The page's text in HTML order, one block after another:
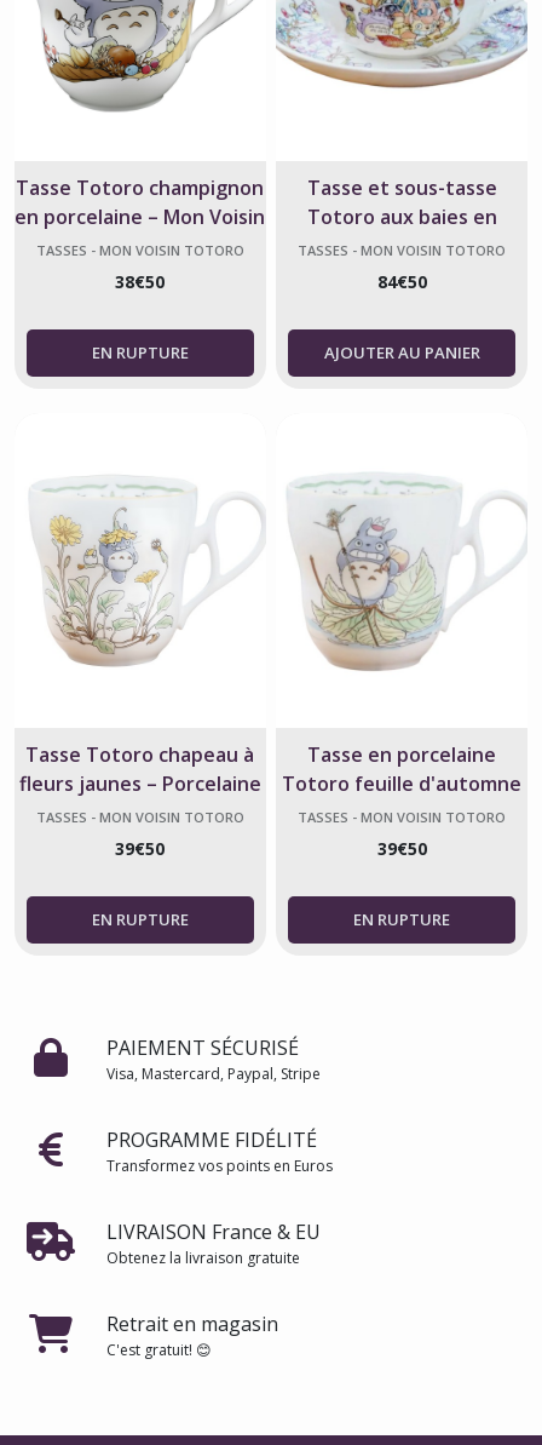
Tasse Totoro champignon
en porcelaine – Mon Voisin
Totoro
TASSES - MON VOISIN TOTORO
38€50
Tasse et sous-tasse
Totoro aux baies en
porcelaine japonaise
TASSES - MON VOISIN TOTORO
84€50
AJOUTER AU PANIER
Tasse Totoro chapeau à
fleurs jaunes – Porcelaine
Studio Ghibli
TASSES - MON VOISIN TOTORO
39€50
Tasse en porcelaine
Totoro feuille d'automne
- mon voisin Totoro -
Studio Ghibli officiel
TASSES - MON VOISIN TOTORO
39€50
PAIEMENT SÉCURISÉ
Visa, Mastercard, Paypal, Stripe
PROGRAMME FIDÉLITÉ
Transformez vos points en Euros
LIVRAISON France & EU
Obtenez la livraison gratuite
Retrait en magasin
C'est gratuit! 😊